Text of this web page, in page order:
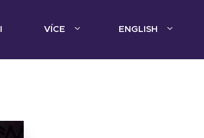
VÍCE ENGLISH